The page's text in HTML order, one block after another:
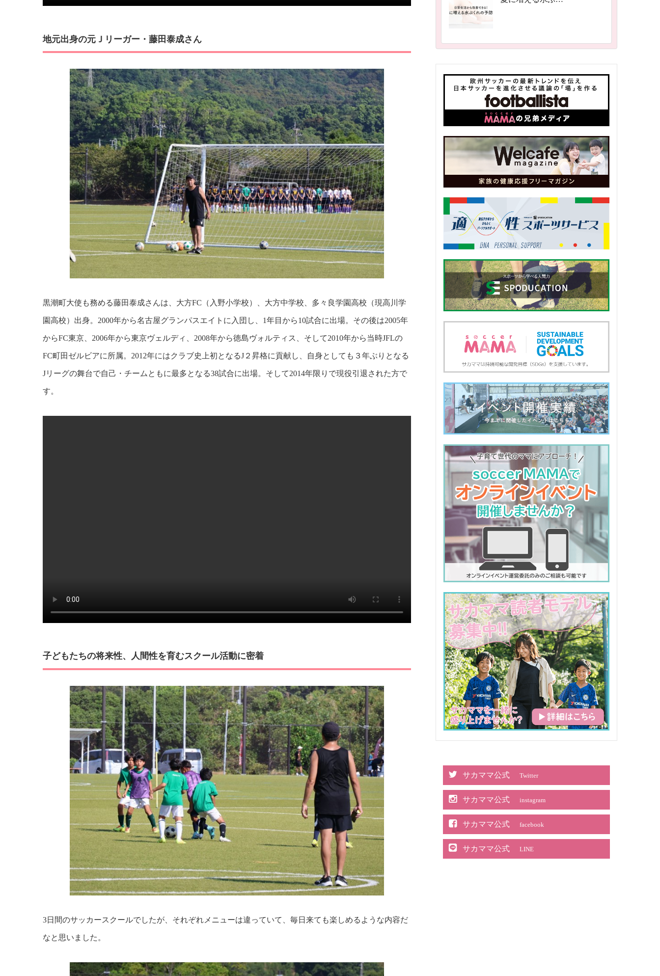
地元出身の元Ｊリーガー・藤田泰成さん
黒潮町大使も務める藤田泰成さんは、大方FC（入野小学校）、大方中学校、多々良学園高校（現高川学
園高校）出身。2000年から名古屋グランパスエイトに入団し、1年目から10試合に出場。その後は2005年
からFC東京、2006年から東京ヴェルディ、2008年から徳島ヴォルティス、そして2010年から当時JFLの
FC町田ゼルビアに所属。2012年にはクラブ史上初となるJ２昇格に貢献し、自身としても３年ぶりとなる
Jリーグの舞台で自己・チームともに最多となる38試合に出場。そして2014年限りで現役引退された方で
す。
子どもたちの将来性、人間性を育むスクール活動に密着
3日間のサッカースクールでしたが、それぞれメニューは違っていて、毎日来ても楽しめるような内容だ
なと思いました。
サカママ公式 Twitter
サカママ公式 instagram
サカママ公式 facebook
サカママ公式 LINE